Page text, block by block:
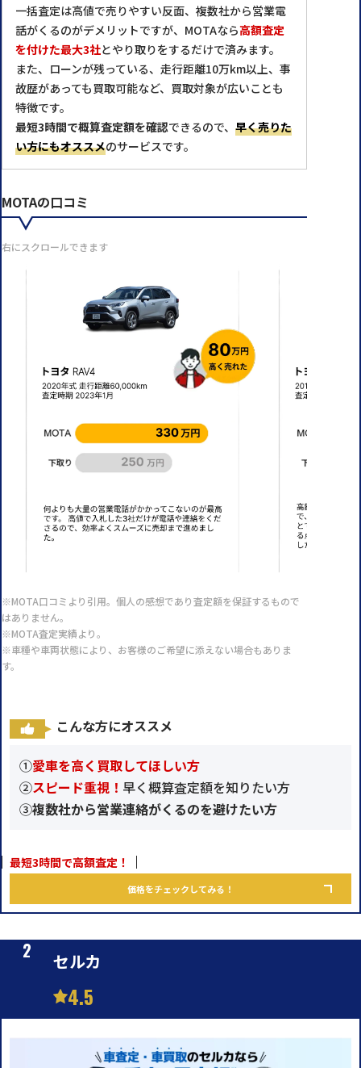
一括査定は高値で売りやすい反面、複数社から営業電
話がくるのがデメリットですが、MOTAなら高額査定
を付けた最大3社とやり取りをするだけで済みます。
また、ローンが残っている、走行距離10万km以上、事
故歴があっても買取可能など、買取対象が広いことも
特徴です。
最短3時間で概算査定額を確認できるので、 早く売りた
い方にもオススメのサービスです。
MOTAの口コミ
右にスクロールできます
※MOTA口コミより引用。個人の感想であり査定額を保証するもので
はありません。
※MOTA査定実績より。
※車種や車両状態により、お客様のご希望に添えない場合もありま
す。
こんな方にオススメ
①愛車を高く買取してほしい方
②スピード重視！ 早く概算査定額を知りたい方
③複数社から営業連絡がくるのを避けたい方
最短3時間で高額査定！
価格をチェックしてみる！
セルカ
4.5